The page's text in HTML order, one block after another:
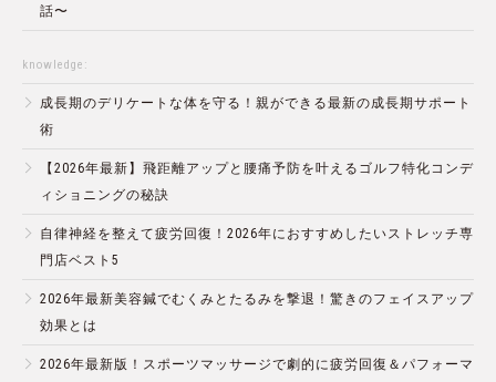
話〜
knowledge:
成長期のデリケートな体を守る！親ができる最新の成長期サポート
術
【2026年最新】飛距離アップと腰痛予防を叶えるゴルフ特化コンデ
ィショニングの秘訣
自律神経を整えて疲労回復！2026年におすすめしたいストレッチ専
門店ベスト5
2026年最新美容鍼でむくみとたるみを撃退！驚きのフェイスアップ
効果とは
2026年最新版！スポーツマッサージで劇的に疲労回復＆パフォーマ